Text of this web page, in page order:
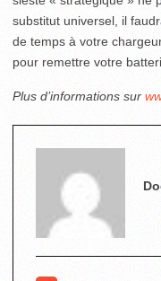
substitut universel, il
de temps à votre
pour remettre votre
Plus d’informations sur